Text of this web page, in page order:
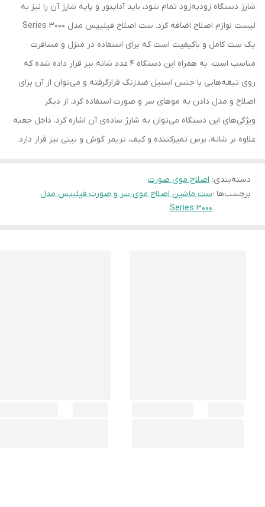
شارژ دستگاه زودبه‌زود تمام شود، باید آداپتور و پایه شارژ آن را نیز به
لیست لوازم اصلاح اضافه کرد. ست اصلاح فیلیپس مدل Series 3000
یک ست کامل و باکیفیت است که برای استفاده در منزل و مسافرت
مناسب است. به همراه این دستگاه 4 عدد شانه نیز قرار داده‌ شده که
روی تیغه‌هایی با جنس استیل ضدزنگ قرارگرفته و می‌توان از آن برای
اصلاح و مدل دادن به موهای سر و صورت استفاده کرد. از دیگر
ویژگی‌های این دستگاه می‌توان به شارژ ساده‌ی آن اشاره کرد. داخل جعبه
علاوه‌ بر شانه، برس تمیزکننده و کیف، تریمر گوش و بینی نیز قرار دارد.
دسته‌بندی: اصلاح موی صورت
برچسب‌ها :ست ماشین اصلاح موی سر و صورت فیلیپس مدل
Series 3000